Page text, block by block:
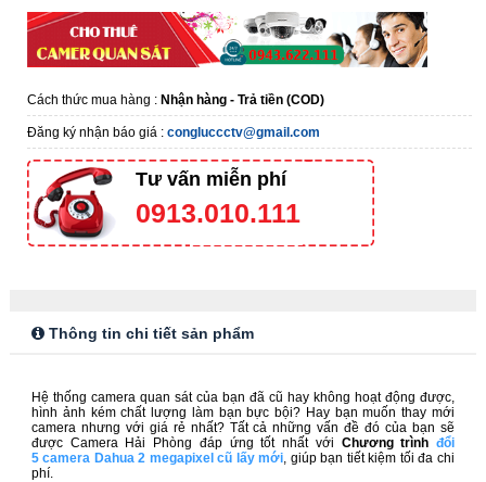
Cách thức mua hàng : Nhận hàng - Trả tiền (COD)
Đăng ký nhận báo giá : congluccctv@gmail.com
Tư vấn miễn phí
0913.010.111
Thông tin chi tiết sản phẩm
Hệ thống camera quan sát của bạn đã cũ hay không hoạt động được,
hình ảnh kém chất lượng làm bạn bực bội? Hay bạn muốn thay mới
camera nhưng với giá rẻ nhất? Tất cả những vấn đề đó của bạn sẽ
được Camera Hải Phòng đáp ứng tốt nhất với Chương trình đổi
5 camera Dahua 2 megapixel cũ lấy mới, giúp bạn tiết kiệm tối đa chi
phí.